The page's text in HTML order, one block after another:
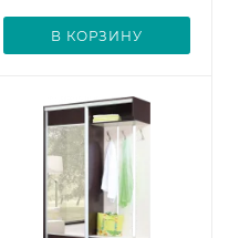
В КОРЗИНУ